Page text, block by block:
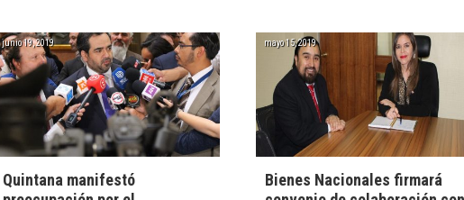
junio 19, 2019
Quintana manifestó
mayo 15, 2019
Bienes Nacionales firmará